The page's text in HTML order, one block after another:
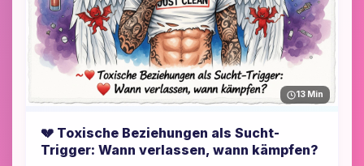
13 Min
💔 Toxische Beziehungen als Sucht-
Trigger: Wann verlassen, wann kämpfen?